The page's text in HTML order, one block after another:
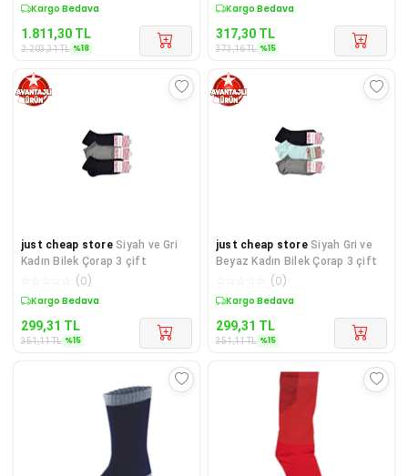
Sepette %18 İndirim
1.811,30 TL
2.203,31TL %18
Sepette %15 İndirim
317,30 TL
373,16TL %15
just cheap store Siyah ve Gri
Kadın Bilek Çorap 3 çift
(0)
Sepette %15 İndirim
299,31 TL
351,11TL %15
just cheap store Siyah Gri ve
Beyaz Kadın Bilek Çorap 3 çift
(0)
Sepette %15 İndirim
299,31 TL
351,11TL %15